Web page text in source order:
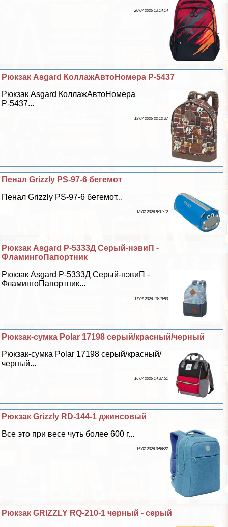
20 07 2026 13:14:14
Рюкзак Asgard КоллажАвтоНомера Р-5437
Рюкзак Asgard КоллажАвтоНомера
Р-5437...
19 07 2026 22:12:37
Пенал Grizzly PS-97-6 бегемот
Пенал Grizzly PS-97-6 бегемот...
18 07 2026 5:31:12
Рюкзак Asgard Р-5333Д Серый-нэвиП -
ФламингоПапортник
Рюкзак Asgard Р-5333Д Серый-нэвиП -
ФламингоПапортник...
17 07 2026 10:19:50
Рюкзак-сумка Polar 17198 серый/красный/черный
Рюкзак-сумка Polar 17198 серый/красный/
черный...
16 07 2026 14:37:51
Рюкзак Grizzly RD-144-1 джинсовый
Все это при весе чуть более 600 г...
15 07 2026 0:56:27
Рюкзак GRIZZLY RQ-210-1 черный - серый